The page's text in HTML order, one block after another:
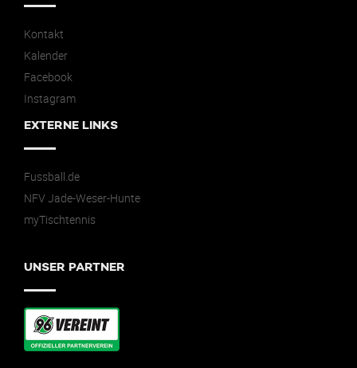
Kontakt
Kalender
Facebook
Instagram
EXTERNE LINKS
Fussball.de
NFV Jade-Weser-Hunte
myTischtennis
UNSER PARTNER